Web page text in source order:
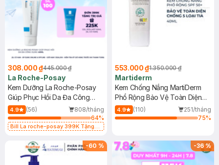
308.000 ₫445.000 ₫
La Roche-Posay
Kem Dưỡng La Roche-Posay
Giúp Phục Hồi Da Đa Công
Dụng 40ml
4.9 (56)
808/tháng
64%
Bill La roche-posay 399K Tặng
(SL có hạn)
553.000 ₫1.350.000 ₫
Martiderm
Kem Chống Nắng MartiDerm
Phổ Rộng Bảo Vệ Toàn Diện
40ml
4.9 (110)
251/tháng
75%
-60 % -36%